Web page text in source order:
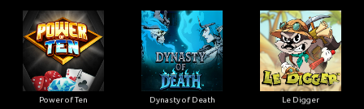
Power of Ten Dynasty of Death Le Digger